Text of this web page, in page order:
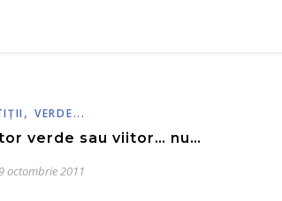
, VERDE...
verde sau viitor… nu…
octombrie 2011